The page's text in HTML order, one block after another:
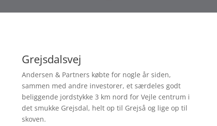
Grejsdalsvej
Andersen & Partners købte for nogle år siden,
sammen med andre investorer, et særdeles godt
beliggende jordstykke 3 km nord for Vejle centrum i
det smukke Grejsdal, helt op til Grejså og lige op til
skoven.